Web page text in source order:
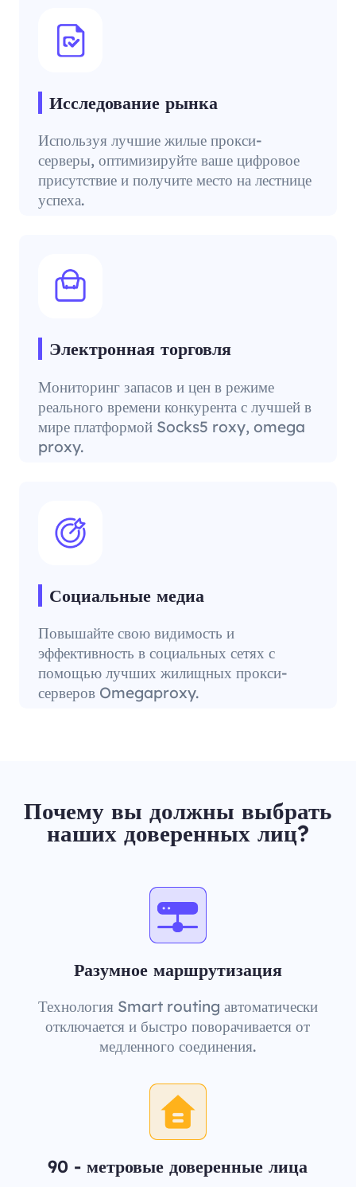
Исследование рынка
Используя лучшие жилые прокси-
серверы, оптимизируйте ваше цифровое
присутствие и получите место на лестнице
успеха.
Электронная торговля
Мониторинг запасов и цен в режиме
реального времени конкурента с лучшей в
мире платформой Socks5 roxy, omega
proxy.
Социальные медиа
Повышайте свою видимость и
эффективность в социальных сетях с
помощью лучших жилищных прокси-
серверов Omegaproxy.
Почему вы должны выбрать
наших доверенных лиц?
Разумное маршрутизация
Технология Smart routing автоматически
отключается и быстро поворачивается от
медленного соединения.
90 - метровые доверенные лица